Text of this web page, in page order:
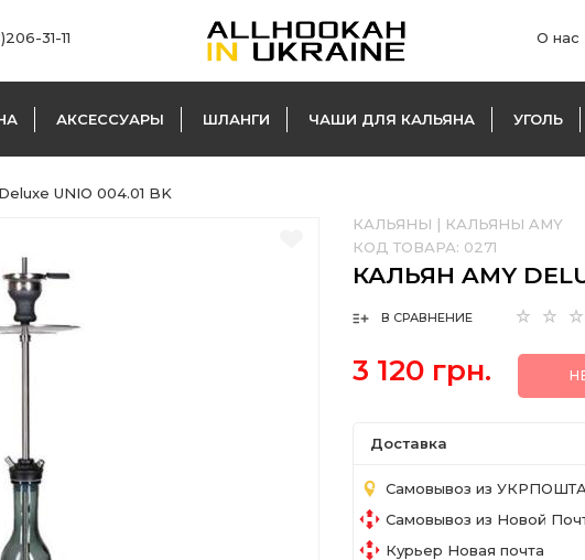
31-11 О нас
АКСЕССУАРЫ ШЛАНГИ ЧАШИ ДЛЯ КАЛЬЯНА УГОЛЬ
UNIO 004.01 BK
КАЛЬЯНЫ | КАЛЬЯНЫ AMY
КОД ТОВАРА: 0271
КАЛЬЯН AMY
В СРАВНЕНИЕ
3 120 грн.
Доставка
Самовывоз из УКРПОШТА
Самовывоз из Новой
Курьер Новая почта